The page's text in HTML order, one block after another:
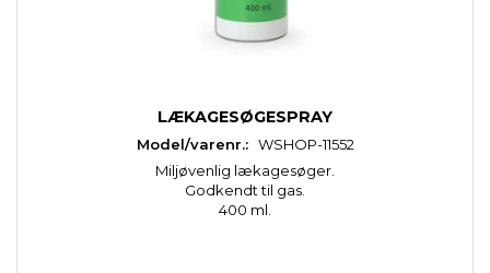
LÆKAGESØGESPRAY
Model/varenr.: WSHOP-11552
Miljøvenlig lækagesøger.
Godkendt til gas.
400 ml.